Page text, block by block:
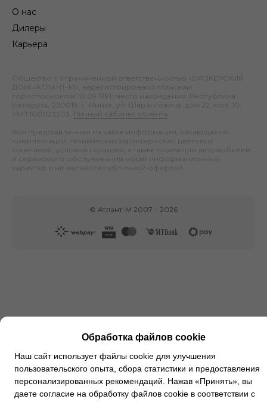
О нас
Дилеры
Карьера
Общество с ограниченной ответственностью «БРОКЕРСКИЙ
ДОМ «АТЛАНТ-М», зарегистрировано Минским
горисполкомом 10.09.1991; место нахождения: Республика
Беларусь, 220019, г. Минск, ул. Шаранговича, дом 22, ком. 10;
УНП 100023303.
Личный кабинет клиента
Вся представленная на сайте информация, касающаяся
комплектаций, технических характеристик, цветовых
сочетаний, условий гарантии, а также стоимости автомобилей
и сервисного обслуживания носит информационный
характер и не является публичной офертой.
© Атлант-М 2007 – 2026
Обработка файлов cookie
Наш сайт использует файлы cookie для улучшения
пользовательского опыта, сбора статистики и предоставления
персонализированных рекомендаций. Нажав «Принять», вы
даете согласие на обработку файлов cookie в соответствии с